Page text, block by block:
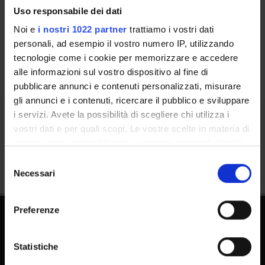
Uso responsabile dei dati
Noi e i nostri 1022 partner trattiamo i vostri dati
personali, ad esempio il vostro numero IP, utilizzando
tecnologie come i cookie per memorizzare e accedere
alle informazioni sul vostro dispositivo al fine di
pubblicare annunci e contenuti personalizzati, misurare
gli annunci e i contenuti, ricercare il pubblico e sviluppare
i servizi. Avete la possibilità di scegliere chi utilizza i
vostri dati e per quali scopi. Le vostre scelte in materia di
modificare o revocare il proprio consenso in qualsiasi
momento dalla Dichiarazione sui cookie o facendo clic
raccogliere informazioni sulla tua posizione
geografica, con un'approssimazione di qualche
delNecessari
Preferenze
Statistiche
Places
Calendar
Share
Master and Post Lauream